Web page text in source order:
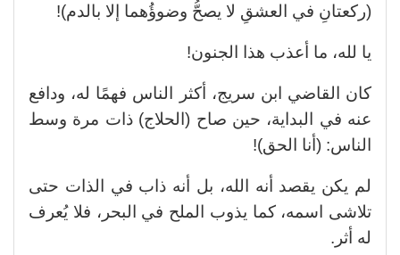
(ركعتانِ في العشقِ لا يصحُّ وضوؤُهما إلا بالدم)!
يا لله، ما أعذب هذا الجنون!
كان القاضي ابن سريج، أكثر الناس فهمًا له، ودافع
عنه في البداية، حين صاح (الحلاج) ذات مرة وسط
الناس: (أنا الحق)!
لم يكن يقصد أنه الله، بل أنه ذاب في الذات حتى
تلاشى اسمه، كما يذوب الملح في البحر، فلا يُعرف
له أثر.